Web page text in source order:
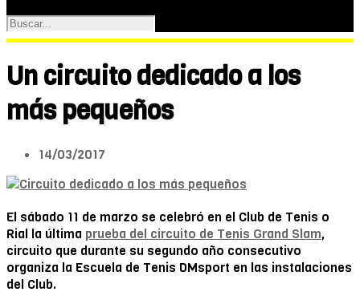
Un circuito dedicado a los
más pequeños
14/03/2017
El sábado 11 de marzo se celebró en el Club de Tenis o
Rial la última prueba del circuito de Tenis Grand Slam,
circuito que durante su segundo año consecutivo
organiza la Escuela de Tenis DMsport en las instalaciones
del Club.